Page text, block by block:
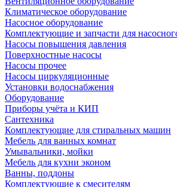
Климатическое оборудование
Насосное оборудование
Комплектующие и запчасти для
Насосы повышения давления
Поверхностные насосы
Насосы прочее
Насосы циркуляционные
Установки водоснабжения
Оборудование
Приборы учёта и КИП
Сантехника
Комплектующие для стиральных машин
Мебель для ванных комнат
Умывальники, мойки
Мебель для кухни эконом
Ванны, поддоны
Комплектующие к смесителям